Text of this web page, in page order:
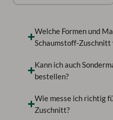
Welche Formen und
Schaumstoff-Zuschnitt
Kann ich auch
bestellen?
Wie messe ich richtig
Zuschnitt?